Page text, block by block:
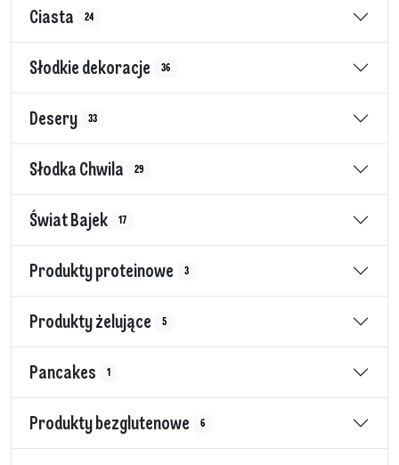
Ciasta 24
Słodkie dekoracje 36
Desery 33
Słodka Chwila 29
Świat Bajek 17
Produkty proteinowe 3
Produkty żelujące 5
Pancakes 1
Produkty bezglutenowe 6